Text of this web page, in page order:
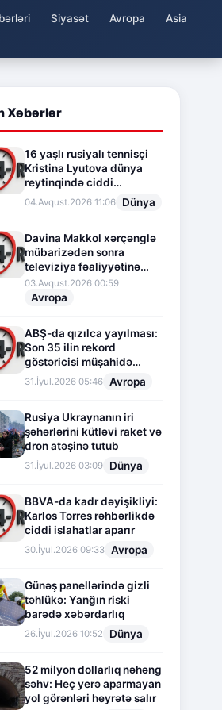
Siyasət Avropa
Asia
Xəbərlər
16 yaşlı rusiyalı tennisçi
Kristina Lyutova dünya
reytinqində ciddi
irəliləyişə imza atdı
04.Avqust.2026 11:06 Dünya
Davina Makkol xərçənglə
mübarizədən sonra
televiziya fəaliyyətinə
fasilə verir
03.Avqust.2026 00:59
Avropa
ABŞ-da qızılca yayılması:
Son 35 ilin rekord
göstəricisi müşahidə
olunur
31.İyul.2026 05:46 Avropa
Rusiya Ukraynanın iri
şəhərlərini kütləvi raket və
dron atəşinə tutub
31.İyul.2026 03:09 Dünya
BBVA-da kadr dəyişikliyi:
Karlos Torres rəhbərlikdə
ciddi islahatlar aparır
30.İyul.2026 09:33 Avropa
Günəş panellərində gizli
təhlükə: Yanğın riski
barədə xəbərdarlıq
26.İyul.2026 10:52 Dünya
52 milyon dollarlıq nəhəng
səhv: Heç yerə aparmayan
yol görənləri heyrətə salır